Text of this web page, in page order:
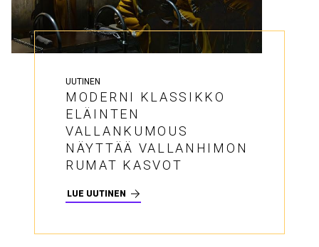
UUTINEN
MODERNI KLASSIKKO
ELÄINTEN
VALLANKUMOUS
NÄYTTÄÄ VALLANHIMON
RUMAT KASVOT
LUE UUTINEN